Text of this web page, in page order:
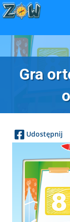
Gra
Udostępnij